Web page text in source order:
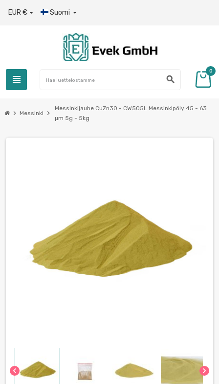
EUR € Suomi 
view_headline search
0
chevron_right Messinki chevron_right
Messinkijauhe CuZn30 - CW505L Messinkipöly 45 - 63
µm 5g - 5kg
chevron_left chevron_right